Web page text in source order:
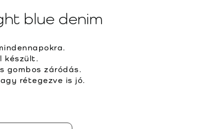
blue denim
készült.
gombos záródás.
rétegezve is jó.